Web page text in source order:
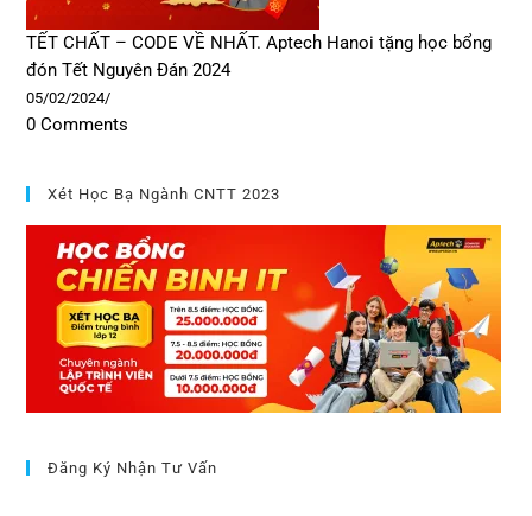
TẾT CHẤT – CODE VỀ NHẤT. Aptech Hanoi tặng học bổng
đón Tết Nguyên Đán 2024
05/02/2024/
0 Comments
Xét Học Bạ Ngành CNTT 2023
Đăng Ký Nhận Tư Vấn